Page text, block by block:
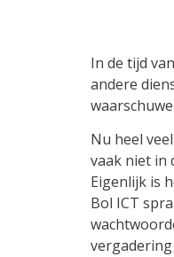
In de tijd
andere
Nu heel
vaak niet in
Eigenlijk is
Bol ICT